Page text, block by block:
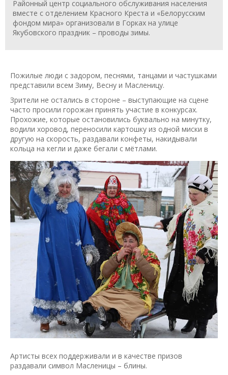
Районный центр социального обслуживания населения
вместе с отделением Красного Креста и «Белорусским
фондом мира» организовали в Горках на улице
Якубовского праздник – проводы зимы.
Пожилые люди с задором, песнями, танцами и частушками
представили всем Зиму, Весну и Масленицу.
Зрители не остались в стороне – выступающие на сцене
часто просили горожан принять участие в конкурсах.
Прохожие, которые остановились буквально на минутку,
водили хоровод, переносили картошку из одной миски в
другую на скорость, раздавали конфеты, накидывали
кольца на кегли и даже бегали с мётлами.
Артисты всех поддерживали и в качестве призов
раздавали символ Масленицы – блины.